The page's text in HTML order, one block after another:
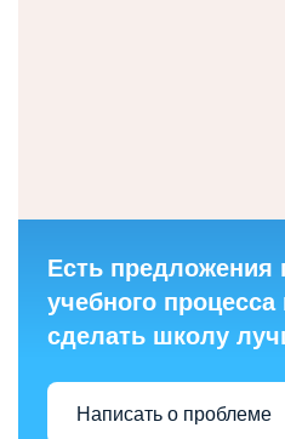
Есть предложения
учебного процесса
сделать школу
Написать о проблеме